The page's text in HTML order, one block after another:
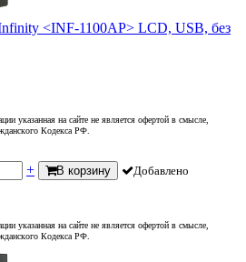
<INF-1100AP> LCD, USB, без
указанная на сайте не является офертой в смысле,
Кодекса РФ.
+ В корзину Добавлено
указанная на сайте не является офертой в смысле,
Кодекса РФ.